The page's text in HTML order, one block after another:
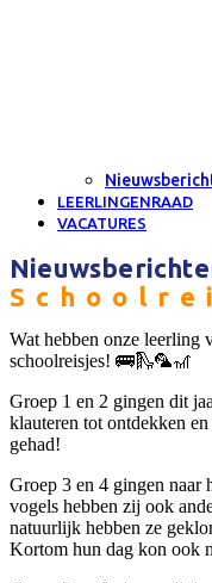
LEERLINGENRAAD
VACATURES
Wat hebben onze leerling
schoolreisjes! 🚌🛝🦜🎢
Groep 1 en 2 gingen dit
klauteren tot ontdekken
gehad!
Groep 3 en 4 gingen naar
vogels hebben zij ook
natuurlijk hebben ze
Kortom hun dag kon ook